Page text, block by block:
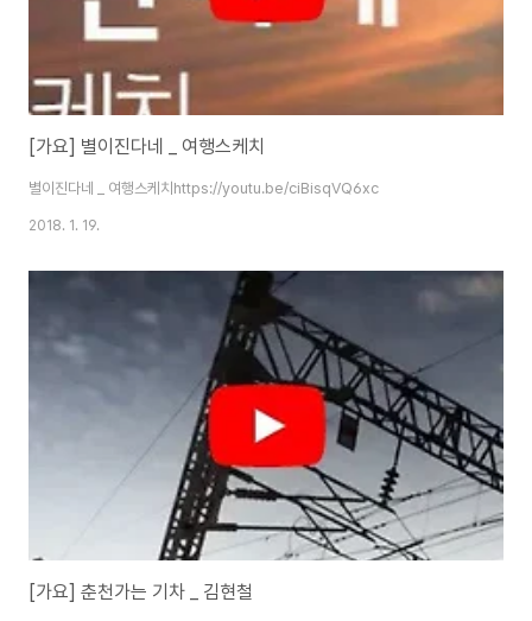
[가요] 별이진다네 _ 여행스케치
별이진다네 _ 여행스케치https://youtu.be/ciBisqVQ6xc
2018. 1. 19.
[가요] 춘천가는 기차 _ 김현철